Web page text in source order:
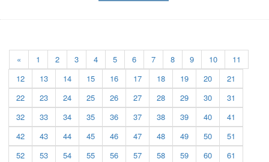
« 1 2 3 4 5 6 7 8 9 10
11
12
13 14 15 16 17 18 19 20
21
22
23 24 25 26 27 28 29 30
31
32
33 34 35 36 37 38 39 40
41
42
43 44 45 46 47 48 49 50
51
52
53 54 55 56 57 58 59 60
61